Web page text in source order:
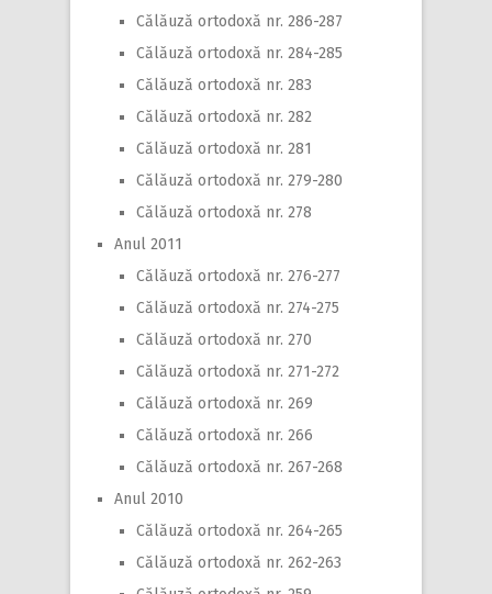
Călăuză ortodoxă nr. 286-287
Călăuză ortodoxă nr. 284-285
Călăuză ortodoxă nr. 283
Călăuză ortodoxă nr. 282
Călăuză ortodoxă nr. 281
Călăuză ortodoxă nr. 279-280
Călăuză ortodoxă nr. 278
Anul 2011
Călăuză ortodoxă nr. 276-277
Călăuză ortodoxă nr. 274-275
Călăuză ortodoxă nr. 270
Călăuză ortodoxă nr. 271-272
Călăuză ortodoxă nr. 269
Călăuză ortodoxă nr. 266
Călăuză ortodoxă nr. 267-268
Anul 2010
Călăuză ortodoxă nr. 264-265
Călăuză ortodoxă nr. 262-263